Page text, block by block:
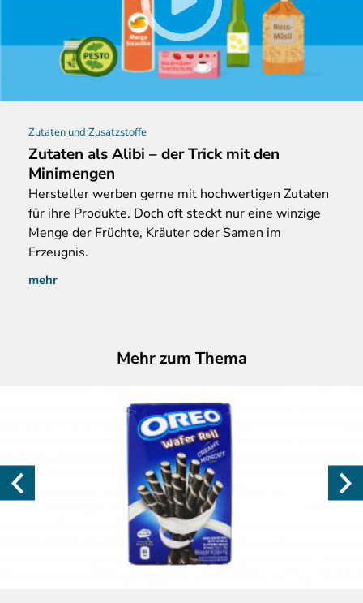
Zutaten und Zusatzstoffe
Zutaten als Alibi – der Trick mit den
Minimengen
Herstellerwerben gerne mit hochwertigen Zutaten
für ihre Produkte. Doch oft steckt nur eine winzige
Menge der Früchte, Kräuter oder Samen im
Erzeugnis.
mehr
Mehr zum Thema